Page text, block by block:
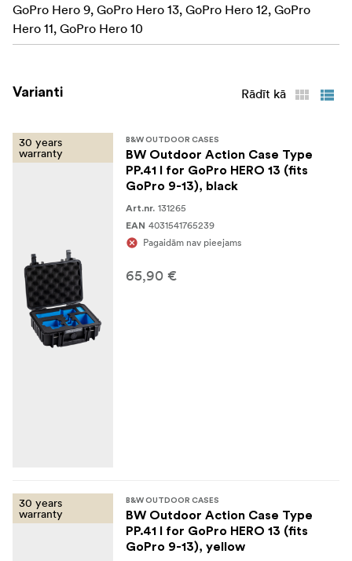
GoPro Hero 9, GoPro Hero 13, GoPro Hero 12, GoPro
Hero 11, GoPro Hero 10
Varianti Rādīt kā
30 years
warranty
B&W OUTDOOR CASES
BW Outdoor Action Case Type
PP.41 I for GoPro HERO 13 (fits
GoPro 9-13), black
Art.nr. 131265
EAN 4031541765239
Pagaidām nav pieejams
65,90 €
30 years
warranty
B&W OUTDOOR CASES
BW Outdoor Action Case Type
PP.41 I for GoPro HERO 13 (fits
GoPro 9-13), yellow